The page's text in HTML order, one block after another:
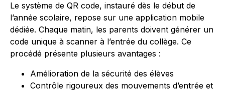
Le système de QR code, instauré dès le début de
l’année scolaire, repose sur une application mobile
dédiée. Chaque matin, les parents doivent générer un
code unique à scanner à l’entrée du collège. Ce
procédé présente plusieurs avantages :
Amélioration de la sécurité des élèves
Contrôle rigoureux des mouvements d’entrée et